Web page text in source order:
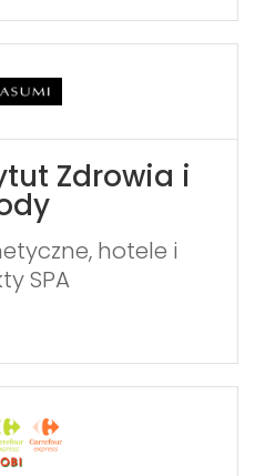
Zdrowia i
hotele i
SPA